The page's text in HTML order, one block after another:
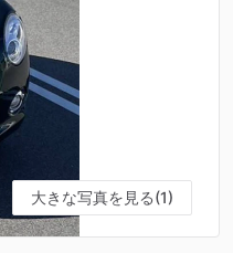
大きな写真を見る(1)